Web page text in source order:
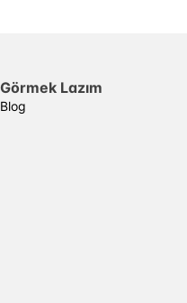
Görmek Lazım
Blog